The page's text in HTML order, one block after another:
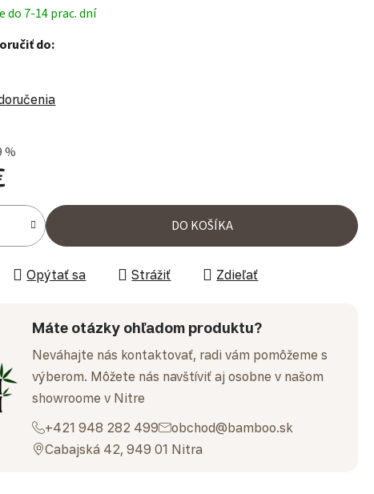
do 7-14 prac. dní
do:
%
DO KOŠÍKA
Opýtať sa Strážiť Zdieľať
Máte otázky ohľadom produktu?
Neváhajte nás kontaktovať, radi vám pomôžeme s
výberom. Môžete nás navštíviť aj osobne v našom
showroome v Nitre
+421 948 282 499
obchod@bamboo.sk
Cabajská 42, 949 01 Nitra